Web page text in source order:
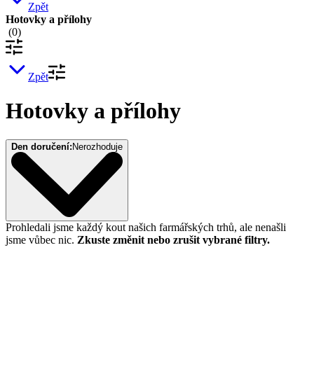
Zpět
Hotovky a přílohy
(0)
Zpět
Hotovky a přílohy
Den doručení: Nerozhoduje
Prohledali jsme každý kout našich farmářských trhů, ale nenašli
jsme vůbec nic. Zkuste změnit nebo zrušit vybrané filtry.